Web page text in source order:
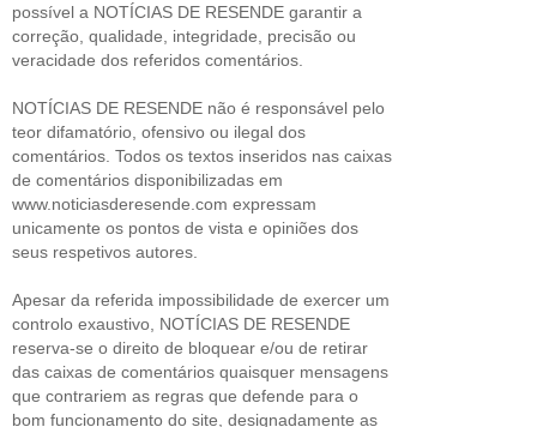
possível a NOTÍCIAS DE RESENDE garantir a
correção, qualidade, integridade, precisão ou
veracidade dos referidos comentários.
NOTÍCIAS DE RESENDE não é responsável pelo
teor difamatório, ofensivo ou ilegal dos
comentários. Todos os textos inseridos nas caixas
de comentários disponibilizadas em
www.noticiasderesende.com expressam
unicamente os pontos de vista e opiniões dos
seus respetivos autores.
Apesar da referida impossibilidade de exercer um
controlo exaustivo, NOTÍCIAS DE RESENDE
reserva-se o direito de bloquear e/ou de retirar
das caixas de comentários quaisquer mensagens
que contrariem as regras que defende para o
bom funcionamento do site, designadamente as